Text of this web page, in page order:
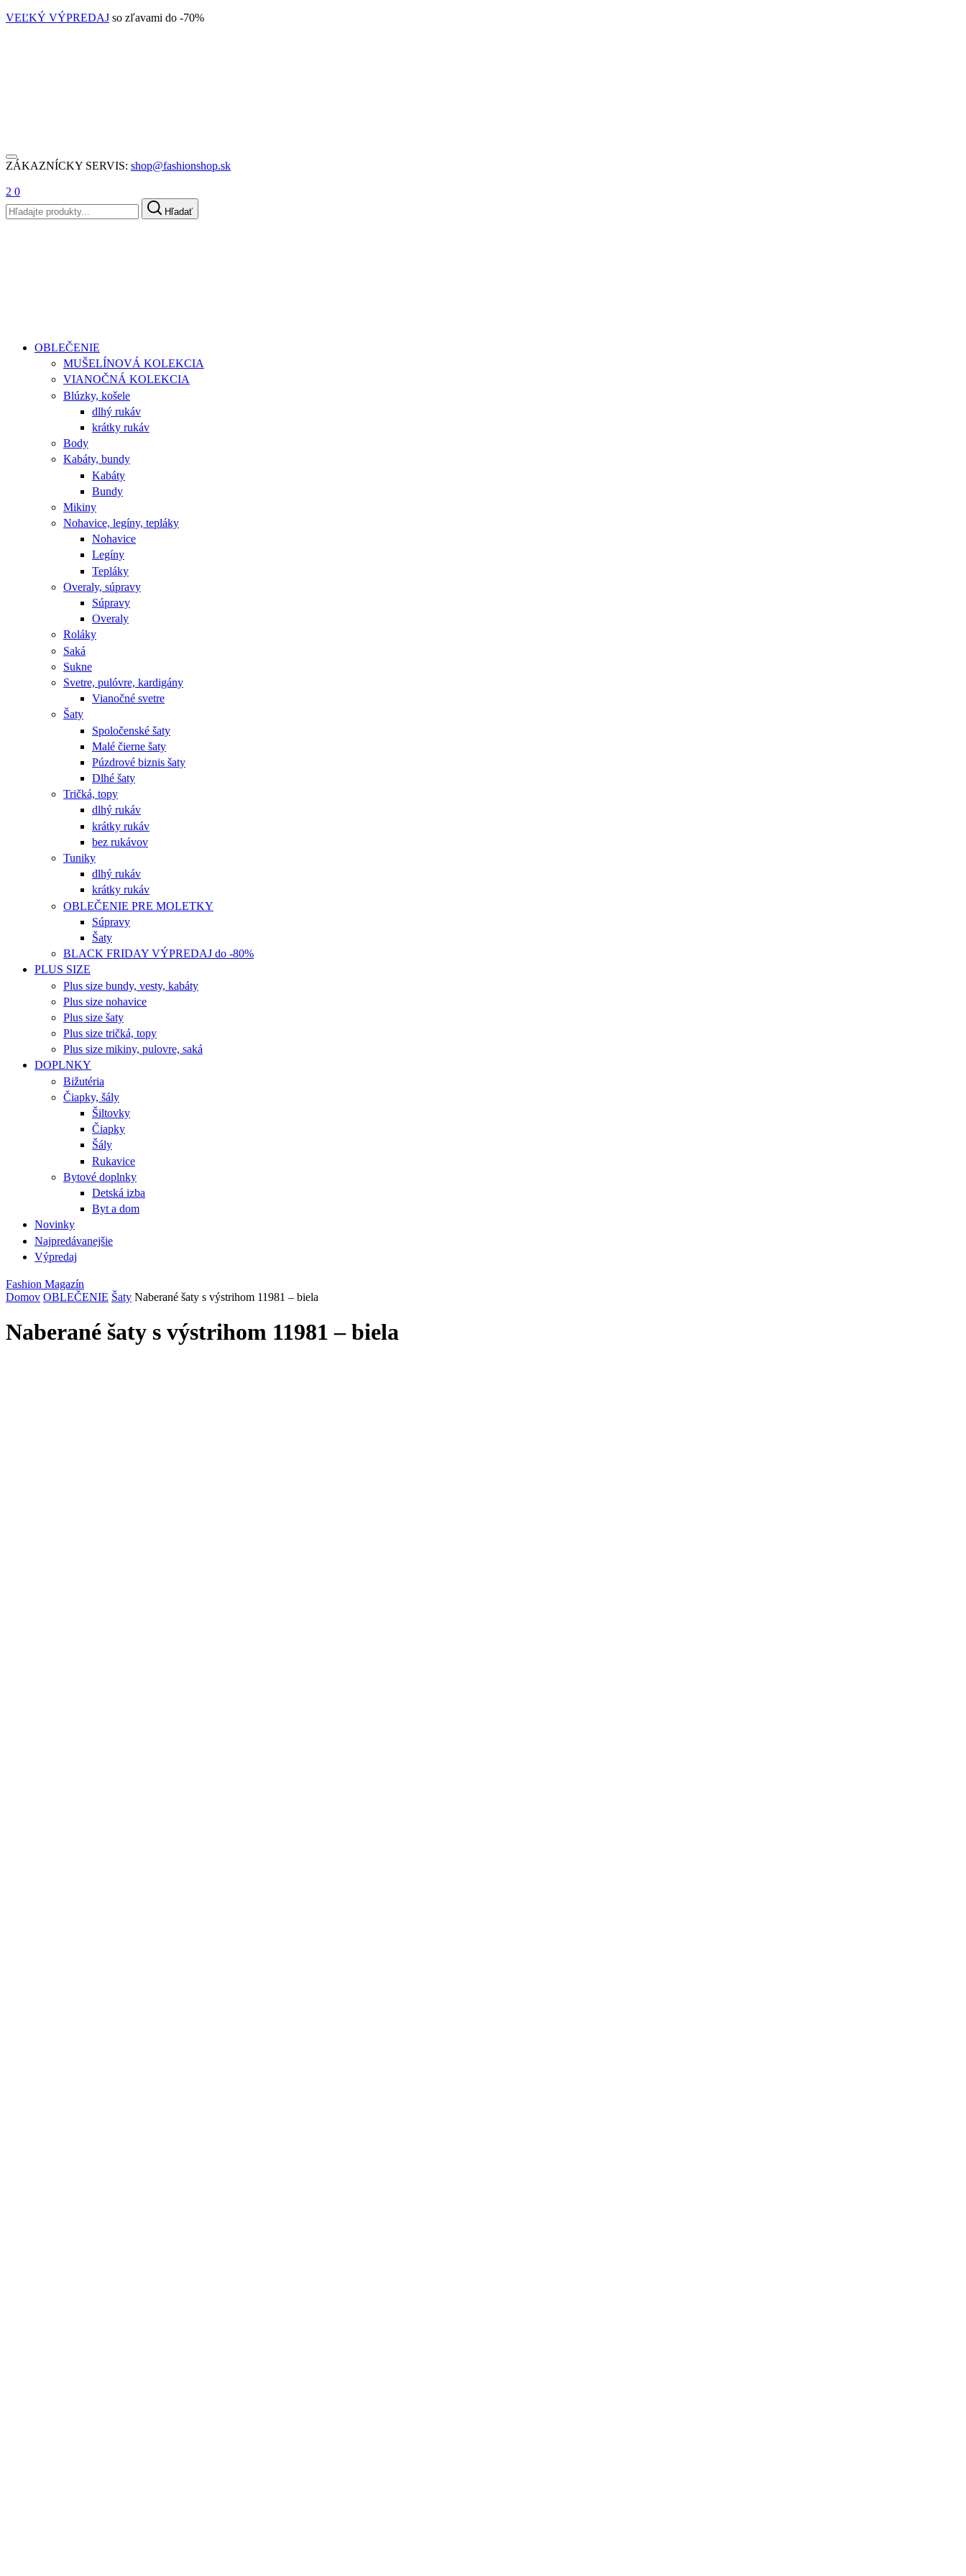
VEĽKÝ VÝPREDAJ so zľavami do -70%
ZÁKAZNÍCKY SERVIS: shop@fashionshop.sk
2 0
Hľadať
OBLEČENIE
MUŠELÍNOVÁ KOLEKCIA
VIANOČNÁ KOLEKCIA
Blúzky, košele
dlhý rukáv
krátky rukáv
Body
Kabáty, bundy
Kabáty
Bundy
Mikiny
Nohavice, legíny, tepláky
Nohavice
Legíny
Tepláky
Overaly, súpravy
Súpravy
Overaly
Roláky
Saká
Sukne
Svetre, pulóvre, kardigány
Vianočné svetre
Šaty
Spoločenské šaty
Malé čierne šaty
Púzdrové biznis šaty
Dlhé šaty
Tričká, topy
dlhý rukáv
krátky rukáv
bez rukávov
Tuniky
dlhý rukáv
krátky rukáv
OBLEČENIE PRE MOLETKY
Súpravy
Šaty
BLACK FRIDAY VÝPREDAJ do -80%
PLUS SIZE
Plus size bundy, vesty, kabáty
Plus size nohavice
Plus size šaty
Plus size tričká, topy
Plus size mikiny, pulovre, saká
DOPLNKY
Bižutéria
Čiapky, šály
Šiltovky
Čiapky
Šály
Rukavice
Bytové doplnky
Detská izba
Byt a dom
Novinky
Najpredávanejšie
Výpredaj
Fashion Magazín
Domov OBLEČENIE Šaty Naberané šaty s výstrihom 11981 – biela
Naberané šaty s výstrihom 11981 – biela